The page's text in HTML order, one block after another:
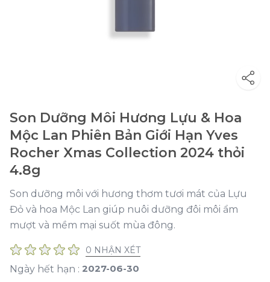
Son Dưỡng Môi Hương Lựu & Hoa
Mộc Lan Phiên Bản Giới Hạn Yves
Rocher Xmas Collection 2024 thỏi
4.8g
Son dưỡng môi với hương thơm tươi mát của Lựu
Đỏ và hoa Mộc Lan giúp nuôi dưỡng đôi môi ẩm
mượt và mềm mại suốt mùa đông.
0 NHẬN XÉT
Ngày hết hạn : 2027-06-30